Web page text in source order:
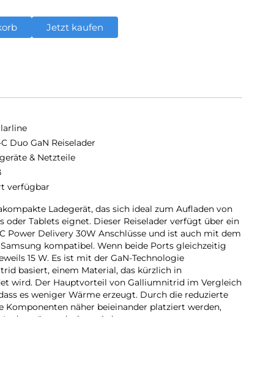
Jetzt kaufen
Duo GaN Reiselader
& Netzteile
verfügbar
Ladegerät, das sich ideal zum Aufladen von
oder Tablets eignet. Dieser Reiselader verfügt über ein
Power Delivery 30W Anschlüsse und ist auch mit dem
kompatibel. Wenn beide Ports gleichzeitig
15 W. Es ist mit der GaN-Technologie
basiert, einem Material, das kürzlich in
wird. Der Hauptvorteil von Galliumnitrid im Vergleich
es weniger Wärme erzeugt. Durch die reduzierte
näher beieinander platziert werden,
reduziert wird.